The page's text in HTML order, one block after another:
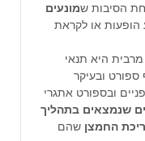
הסיבות שמונעים
הופעות או לקראת
היא תנאי
ספורט ובעיקר
ובספורט אתגרי
שנמצאים בתהליך
החמצן שהם